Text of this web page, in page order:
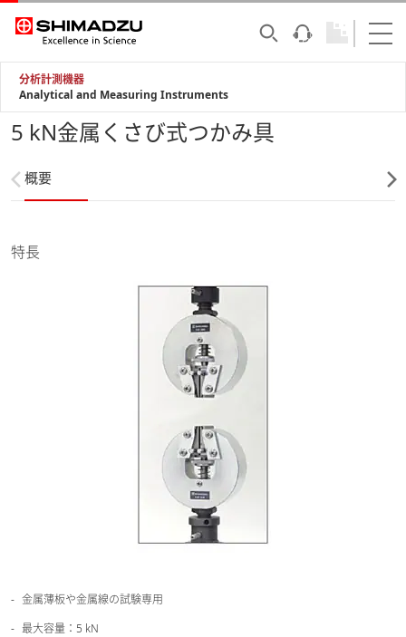
分析計測機器
Analytical and Measuring Instruments
5 kN金属くさび式つかみ具
概要
特長
金属薄板や金属線の試験専用
最大容量：5 kN